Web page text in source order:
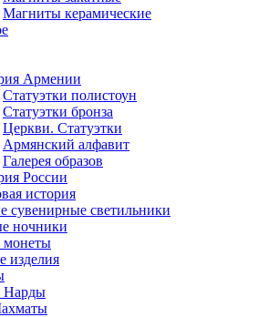
Магниты керамические
Армении
Статуэтки полистоун
Статуэтки бронза
Церкви. Статуэтки
Армянский алфавит
Галерея образов
России
история
сувенирные светильники
ночники
монеты
изделия
Нарды